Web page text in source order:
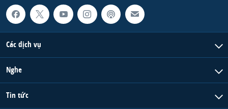
Các dịch vụ
Nghe
Tin tức